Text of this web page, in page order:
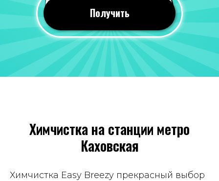
24 июля 2026
Все понравилось, оперативно почистили
вещи. Качество мне понравилось, со всеми
пятнами справились!
Отзыв 2GIS
Всегда приветливый персонал, часто к
ним хожу, вещи чистят хорошо. Цены
вполне демократичные. Рекомендую
Получить
Химчистка на станции метро
Каховская
Химчистка Easy Breezy прекрасный выбор